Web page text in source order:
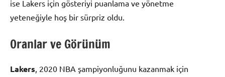
ise Lakers için gösteriyi puanlama ve yönetme
yeteneğiyle hoş bir sürpriz oldu.
Oranlar ve Görünüm
Lakers , 2020 NBA şampiyonluğunu kazanmak için